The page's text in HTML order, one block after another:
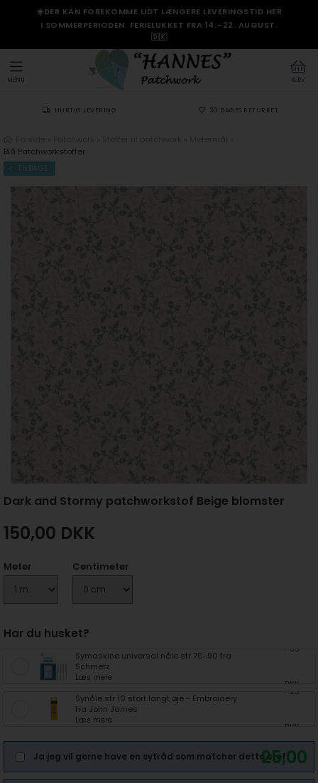
☀️DER KAN FOREKOMME LIDT LÆNGERE LEVERINGSTID HER
I SOMMERPERIODEN. FERIELUKKET FRA 14.–22. AUGUST.
🇩🇰
KURV
MENU
HURTIG LEVERING 30 DAGES RETURRET
Blå Patchworkstoffer
TILBAGE
Dark and Stormy patchworkstof Beige blomster
150,00 DKK
Meter Centimeter
Har du husket?
Symaskine universal nåle str 70-90 fra
Schmetz
Læs mere
+ 35
DKK
Synåle str 10 stort langt øje - Embroidery
fra John James
Læs mere
+ 25
DKK
25,00
Ja jeg vil gerne have en sytråd som matcher dette stof.